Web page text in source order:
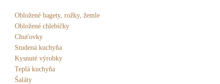
Obložené bagety, rožky, žemle
Obložené chlebíčky
Chuťovky
Studená kuchyňa
Kysnuté výrobky
Teplá kuchyňa
Šaláty